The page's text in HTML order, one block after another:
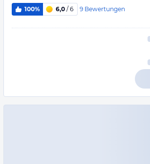
100% 6,0 / 6 9 Bewertungen